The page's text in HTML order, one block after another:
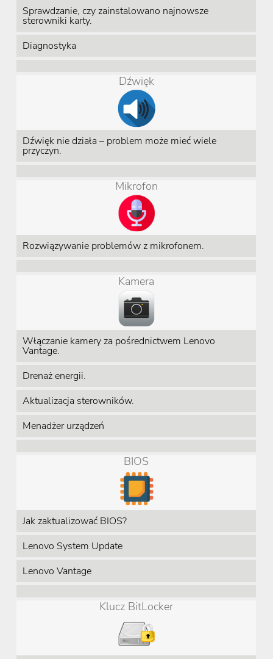
Sprawdzanie, czy zainstalowano najnowsze
sterowniki karty.
Diagnostyka
Dźwięk
Dźwięk nie działa – problem może mieć wiele
przyczyn.
Mikrofon
Rozwiązywanie problemów z mikrofonem.
Kamera
Włączanie kamery za pośrednictwem Lenovo
Vantage.
Drenaż energii.
Aktualizacja sterowników.
Menadżer urządzeń
BIOS
Jak zaktualizować BIOS?
Lenovo System Update
Lenovo Vantage
Klucz BitLocker